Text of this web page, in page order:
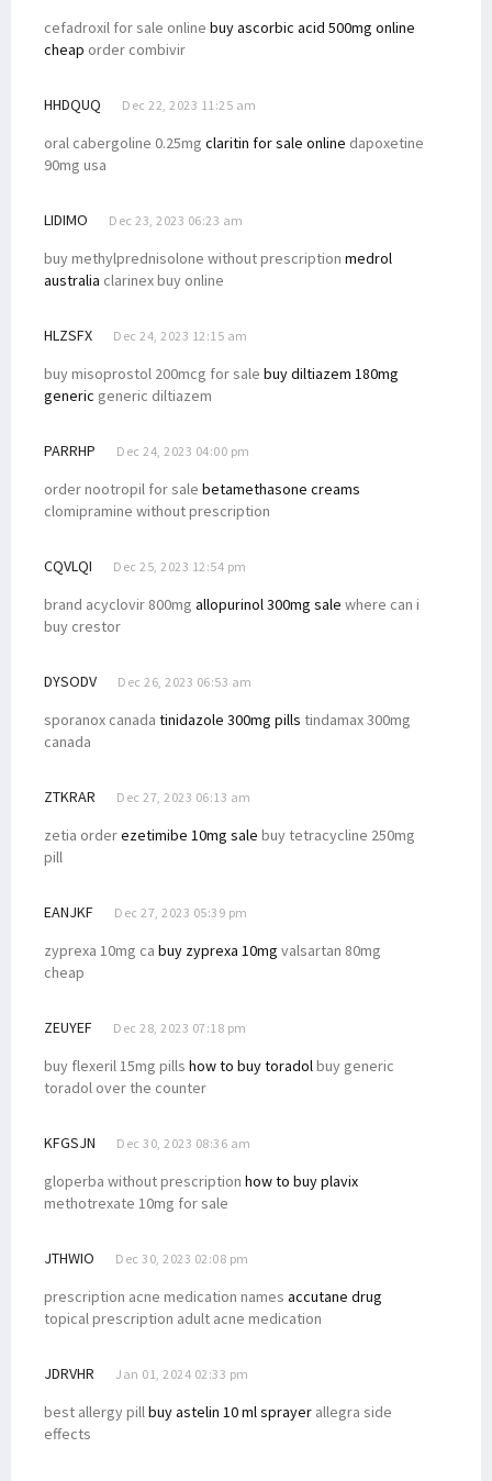
cefadroxil for sale online buy ascorbic acid 500mg online
cheap order combivir
HHDQUQ Dec 22, 2023 11:25 am
oral cabergoline 0.25mg claritin for sale online dapoxetine
90mg usa
LIDIMO Dec 23, 2023 06:23 am
buy methylprednisolone without prescription medrol
australia clarinex buy online
HLZSFX Dec 24, 2023 12:15 am
buy misoprostol 200mcg for sale buy diltiazem 180mg
generic generic diltiazem
PARRHP Dec 24, 2023 04:00 pm
order nootropil for sale betamethasone creams
clomipramine without prescription
CQVLQI Dec 25, 2023 12:54 pm
brand acyclovir 800mg allopurinol 300mg sale where can i
buy crestor
DYSODV Dec 26, 2023 06:53 am
sporanox canada tinidazole 300mg pills tindamax 300mg
canada
ZTKRAR Dec 27, 2023 06:13 am
zetia orderezetimibe 10mg sale buy tetracycline 250mg
pill
EANJKF Dec 27, 2023 05:39 pm
zyprexa 10mg ca buy zyprexa 10mg valsartan 80mg
cheap
ZEUYEF Dec 28, 2023 07:18 pm
buy flexeril 15mg pills how to buy toradolbuy generic
toradol over the counter
KFGSJN Dec 30, 2023 08:36 am
gloperba without prescription how to buy plavix
methotrexate 10mg for sale
JTHWIO Dec 30, 2023 02:08 pm
prescription acne medication names accutane drug
topical prescription adult acne medication
JDRVHR Jan 01, 2024 02:33 pm
best allergy pillbuy astelin 10 ml sprayer allegra side
effects